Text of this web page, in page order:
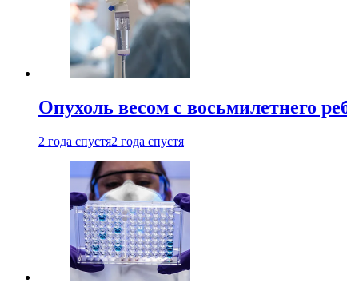
Опухоль весом с восьмилетнего
2 года спустя2 года спустя